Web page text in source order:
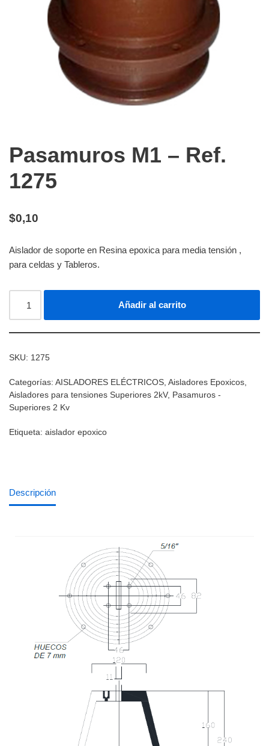
Pasamuros M1 – Ref.
1275
$0,10
Aislador de soporte en Resina epoxica para media tensión ,
para celdas y Tableros.
Añadir al carrito
SKU: 1275
Categorías: AISLADORES ELÉCTRICOS, Aisladores Epoxicos,
Aisladores para tensiones Superiores 2kV, Pasamuros -
Superiores 2 Kv
Etiqueta: aislador epoxico
Descripción